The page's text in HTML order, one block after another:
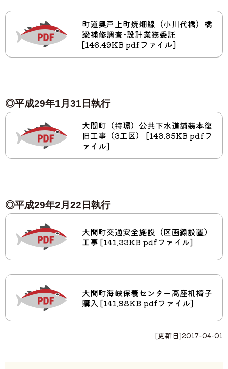
町道奥戸上町焼畑線（小川代橋）橋
梁補修調査･設計業務委託
[146.49KB pdfファイル]
◎平成29年1月31日執行
大間町（特環）公共下水道舗装本復
旧工事（3工区） [143.35KB pdfフ
ァイル]
◎平成29年2月22日執行
大間町交通安全施設（区画線設置）
工事 [141.33KB pdfファイル]
大間町海峡保養センター高座机椅子
購入 [141.98KB pdfファイル]
[更新日]2017-04-01